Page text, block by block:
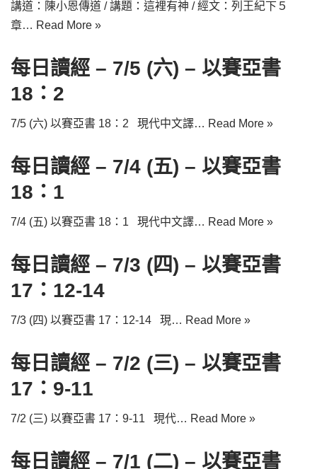
講道：陳小恩傳道 / 講題：這裡有神 / 經文：列王紀下５
章… Read More »
每日讀經 – 7/5 (六) – 以賽亞書
18：2
7/5 (六) 以賽亞書 18：2 現代中文譯… Read More »
每日讀經 – 7/4 (五) – 以賽亞書
18：1
7/4 (五) 以賽亞書 18：1 現代中文譯… Read More »
每日讀經 – 7/3 (四) – 以賽亞書
17：12-14
7/3 (四) 以賽亞書 17：12-14 現… Read More »
每日讀經 – 7/2 (三) – 以賽亞書
17：9-11
7/2 (三) 以賽亞書 17：9-11 現代… Read More »
每日讀經 – 7/1 (二) – 以賽亞書